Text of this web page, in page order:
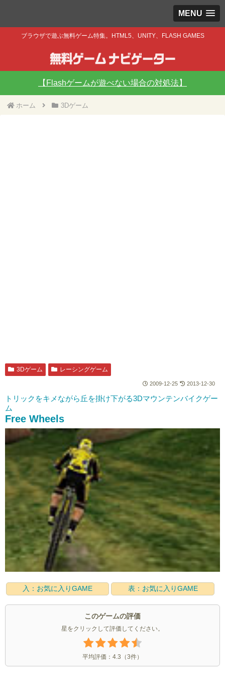
MENU
ブラウザで遊ぶ無料ゲーム特集。HTML5、UNITY、FLASH GAMES
【Flashゲームが遊べない場合の対処法】
ホーム 3Dゲーム
3Dゲーム レーシングゲーム
2009-12-25 2013-12-30
トリックをキメながら丘を掛け下がる3Dマウンテンバイクゲー
ム
Free Wheels
入：お気に入りGAME 表：お気に入りGAME
このゲームの評価
星をクリックして評価してください。
平均評価： 4.3 （3件）